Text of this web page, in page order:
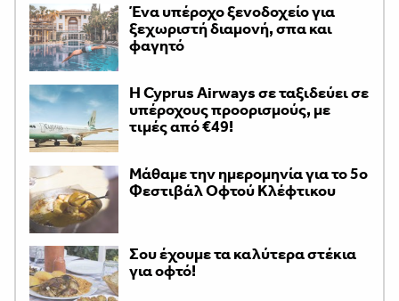
Ένα υπέροχο ξενοδοχείο για
ξεχωριστή διαμονή, σπα και
φαγητό
H Cyprus Airways σε ταξιδεύει σε
υπέροχους προορισμούς, με
τιμές από €49!
Μάθαμε την ημερομηνία για το 5ο
Φεστιβάλ Οφτού Κλέφτικου
Σου έχουμε τα καλύτερα στέκια
για οφτό!